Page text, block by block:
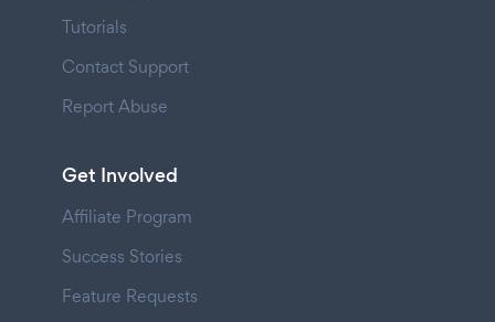
Tutorials
Contact Support
Report Abuse
Get Involved
Affiliate Program
Success Stories
Feature Requests